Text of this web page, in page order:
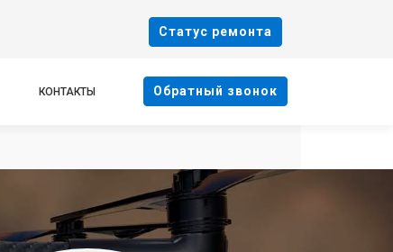
Cтатус ремонта
КОНТАКТЫ Oбратный звонок